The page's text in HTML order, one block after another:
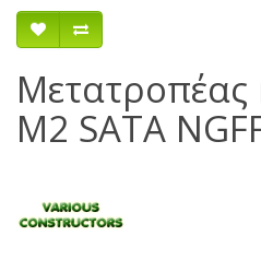
Μετατροπέας
M2 SATA